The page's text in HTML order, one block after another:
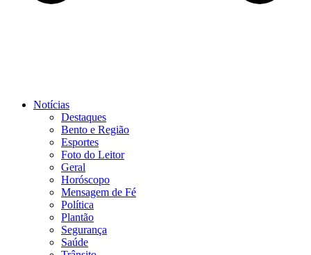
Notícias
Destaques
Bento e Região
Esportes
Foto do Leitor
Geral
Horóscopo
Mensagem de Fé
Política
Plantão
Segurança
Saúde